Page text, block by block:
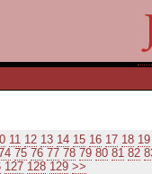
11 12 13 14 15 16 17 18 19
75 76 77 78 79 80 81 82
127 128 129 >>